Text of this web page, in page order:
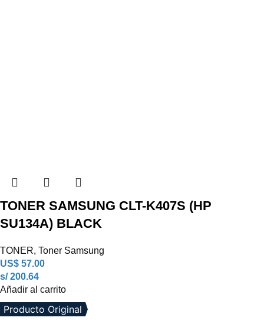
TONER SAMSUNG CLT-K407S (HP
SU134A) BLACK
TONER, Toner Samsung
US$ 57.00
s/ 200.64
Añadir al carrito
Producto Original